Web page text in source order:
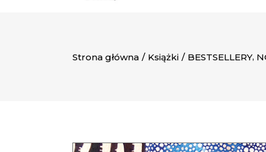
Strona główna / Książki / BESTSELLERY,